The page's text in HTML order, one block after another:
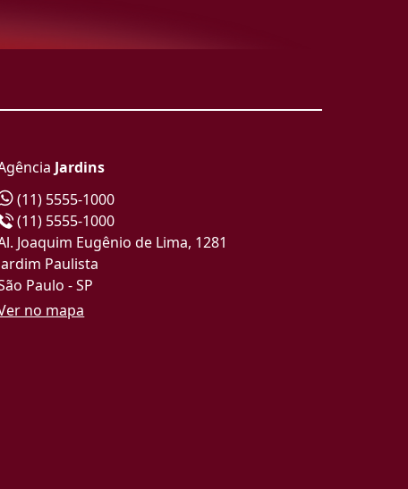
Jardins
(11) 5555-1000
(11) 5555-1000
Joaquim Eugênio de Lima, 1281
Paulista
Paulo - SP
no mapa